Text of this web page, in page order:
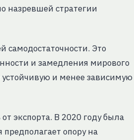
назревшей стратегии
самодостаточности. Это
и замедления мирового
устойчивую и менее зависимую
экспорта. В 2020 году была
опору на